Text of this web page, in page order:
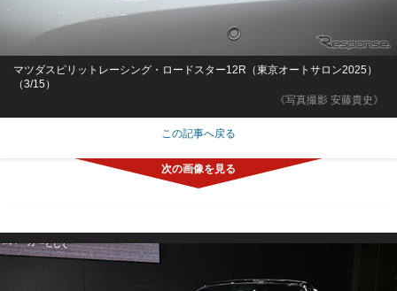
《写真撮影 安藤貴史》
マツダスピリットレーシング・ロードスター12R（東京オートサロン2025）
（3/15）
この記事へ戻る